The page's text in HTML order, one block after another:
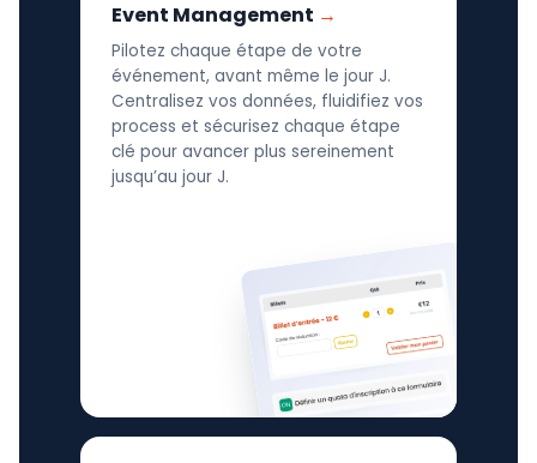
Event Management
Pilotez chaque étape de votre
événement, avant même le jour J.
Centralisez vos données, fluidifiez vos
process et sécurisez chaque étape
clé pour avancer plus sereinement
jusqu’au jour J.